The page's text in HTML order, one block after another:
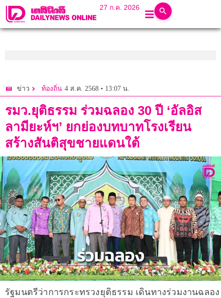
27 ก.ค. 2026
ข่าว ท้องถิ่น 4 ส.ค. 2568 • 13:07 น.
รมว.ยุติธรรม ร่วมฉลอง 30 ปี ‘อัลอิส
ลามียะห์ฯ’ ยกย่องบทบาทโรงเรียน
สร้างสันติสุขชายแดนใต้
รัฐมนตรีว่าการกระทรวงยุติธรรม เดินทางร่วมงานฉลอง